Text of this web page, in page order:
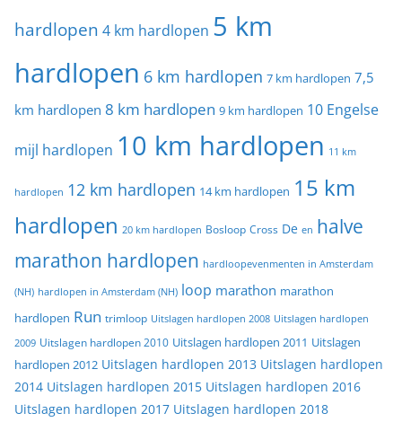
hardlopen 4 km hardlopen 5 km
hardlopen 6 km hardlopen 7 km hardlopen 7,5
km hardlopen 8 km hardlopen 9 km hardlopen 10 Engelse
mijl hardlopen 10 km hardlopen 11 km
hardlopen 12 km hardlopen 14 km hardlopen 15 km
hardlopen 20 km hardlopen Bosloop Cross De en halve
marathon hardlopen hardloopevenmenten in Amsterdam
(NH) hardlopen in Amsterdam (NH) loop marathon marathon
hardlopen Run trimloop Uitslagen hardlopen 2008 Uitslagen hardlopen
2009 Uitslagen hardlopen 2010 Uitslagen hardlopen 2011 Uitslagen
hardlopen 2012 Uitslagen hardlopen 2013 Uitslagen hardlopen
2014 Uitslagen hardlopen 2015 Uitslagen hardlopen 2016
Uitslagen hardlopen 2017 Uitslagen hardlopen 2018